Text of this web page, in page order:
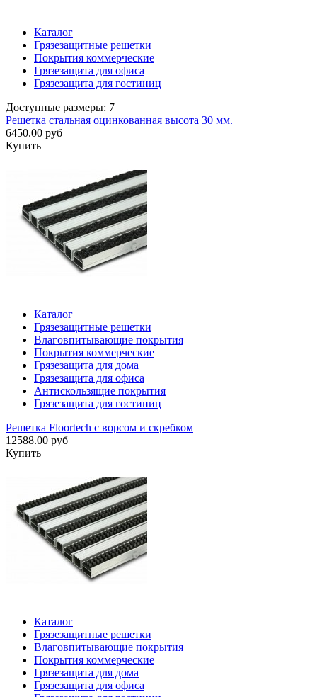
Каталог
Грязезащитные решетки
Покрытия коммерческие
Грязезащита для офиса
Грязезащита для гостиниц
Доступные размеры: 7
Решетка стальная оцинкованная высота 30 мм.
6450.00 руб
Купить
Каталог
Грязезащитные решетки
Влаговпитывающие покрытия
Покрытия коммерческие
Грязезащита для дома
Грязезащита для офиса
Антискользящие покрытия
Грязезащита для гостиниц
Решетка Floortech с ворсом и скребком
12588.00 руб
Купить
Каталог
Грязезащитные решетки
Влаговпитывающие покрытия
Покрытия коммерческие
Грязезащита для дома
Грязезащита для офиса